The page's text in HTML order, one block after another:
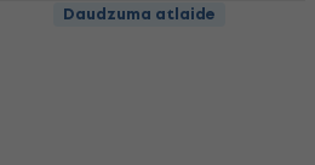
Daudzuma atlaide